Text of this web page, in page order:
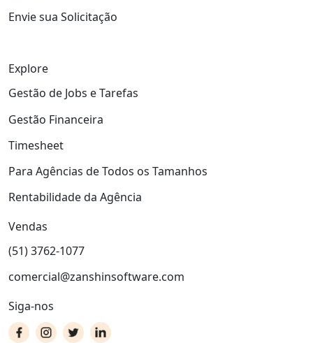
Envie sua Solicitação
Explore
Gestão de Jobs e Tarefas
Gestão Financeira
Timesheet
Para Agências de Todos os Tamanhos
Rentabilidade da Agência
Vendas
(51) 3762-1077
comercial@zanshinsoftware.com
Siga-nos